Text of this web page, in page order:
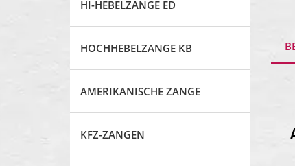
HI-HEBELZANGE ED
HOCHHEBELZANGE KB
AMERIKANISCHE ZANGE
KFZ-ZANGEN